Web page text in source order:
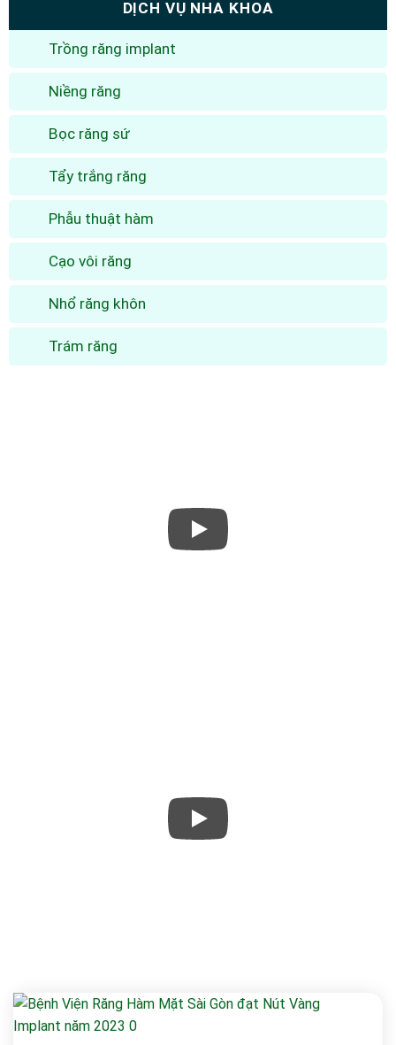
DỊCH VỤ NHA KHOA
Trồng răng implant
Niềng răng
Bọc răng sứ
Tẩy trắng răng
Phẫu thuật hàm
Cạo vôi răng
Nhổ răng khôn
Trám răng